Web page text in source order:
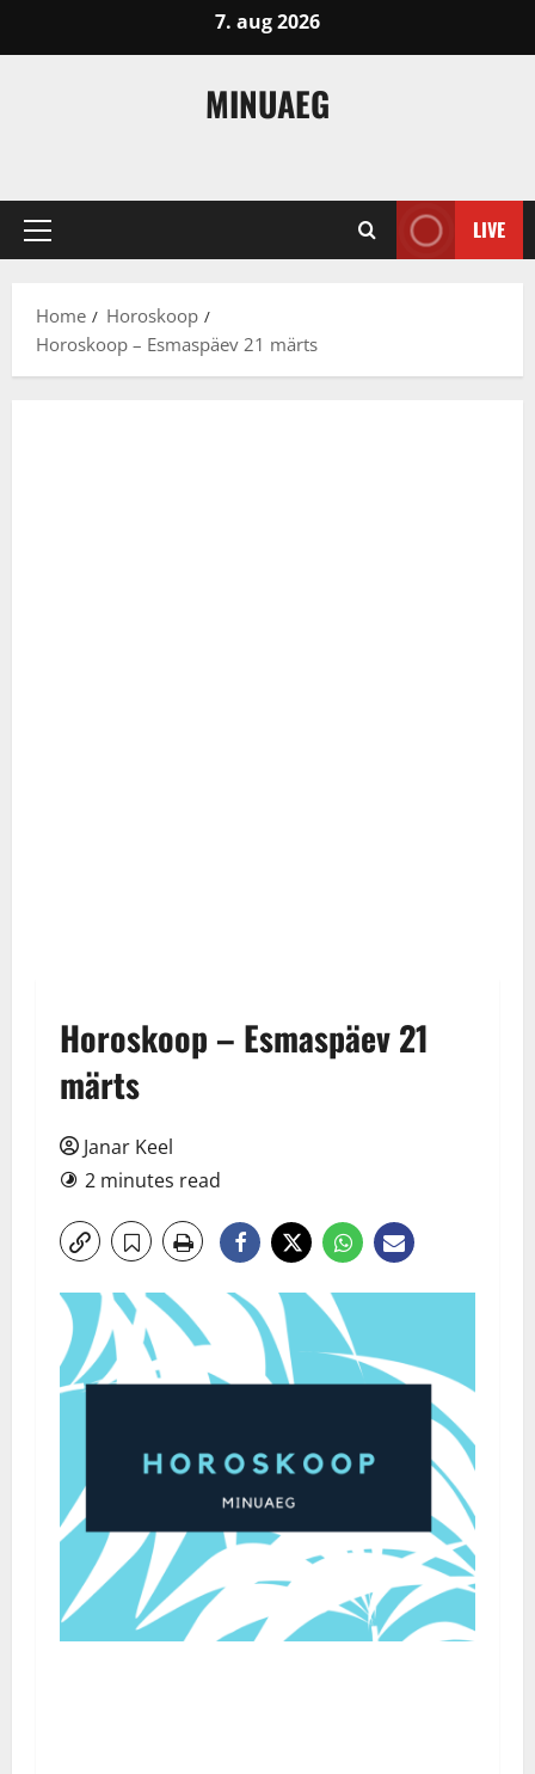
7. aug 2026
MINUAEG
Primary
LIVE
Home
Horoskoop
Horoskoop – Esmaspäev 21 märts
Horoskoop – Esmaspäev 21
märts
Janar Keel
2 minutes read